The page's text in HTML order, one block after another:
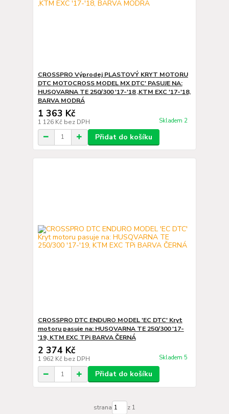
CROSSPRO Výprodej PLASTOVÝ KRYT MOTORU
DTC MOTOCROSS MODEL MX DTC' PASUJE NA:
HUSQVARNA TE 250/300 '17-'18 ,KTM EXC '17-'18,
BARVA MODRÁ
1 363 Kč
1 126 Kč bez DPH Skladem 2
Přidat do košíku
CROSSPRO DTC ENDURO MODEL 'EC DTC' Kryt
motoru pasuje na: HUSQVARNA TE 250/300 '17-
'19, KTM EXC TPi BARVA ČERNÁ
2 374 Kč
1 962 Kč bez DPH Skladem 5
Přidat do košíku
strana z 1